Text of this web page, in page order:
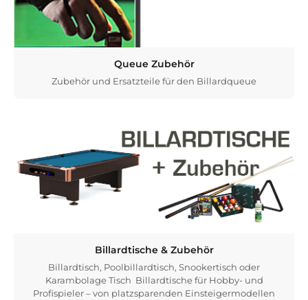
Queue Zubehör
Zubehör und Ersatzteile für den Billardqueue
Billardtische & Zubehör
Billardtisch, Poolbillardtisch, Snookertisch oder
Karambolage Tisch Billardtische für Hobby- und
Profispieler – von platzsparenden Einsteigermodellen